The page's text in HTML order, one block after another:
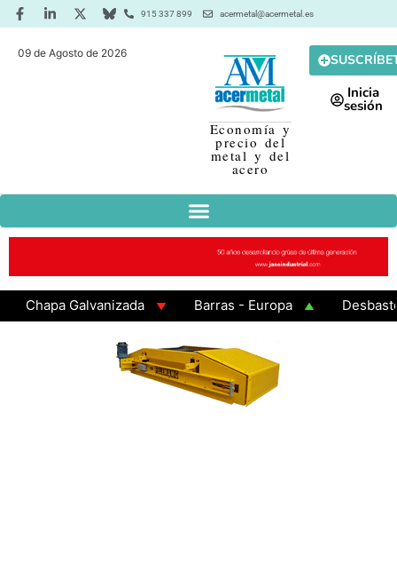
915 337 899 acermetal@acermetal.es
09 de Agosto de 2026
Economía y
precio del
metal y del
acero
Inicia
sesión
Galvanizada Barras - Europa
Desbaste -